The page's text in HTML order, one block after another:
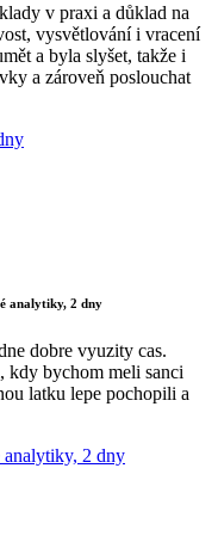
v praxi a důklad na
vysvětlování i vracení
a byla slyšet, takže i
a zároveň poslouchat
analytiky, 2 dny
dobre vyuzity cas.
bychom meli sanci
latku lepe pochopili a
analytiky, 2 dny